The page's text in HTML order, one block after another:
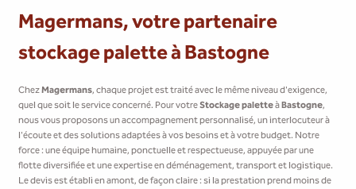
Magermans, votre partenaire
stockage palette à Bastogne
ChezMagermans, chaque projet est traité avec le même niveau d'exigence,
quel que soit le service concerné. Pour votreStockage paletteàBastogne,
nous vous proposons un accompagnement personnalisé, un interlocuteur à
l'écoute et des solutions adaptées à vos besoins et à votre budget. Notre
force : une équipe humaine, ponctuelle et respectueuse, appuyée par une
flotte diversifiée et une expertise en déménagement, transport et logistique.
Le devis est établi en amont, de façon claire : si la prestation prend moins de